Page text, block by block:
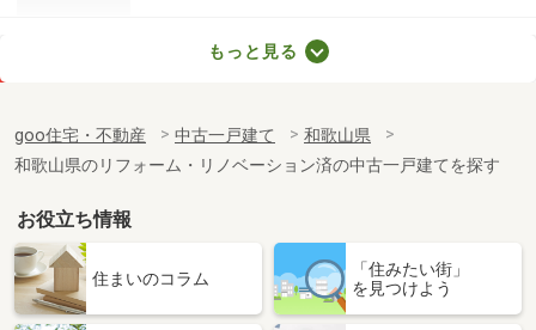
建物面積 143m²
土地面積 293.2m²
和歌山県和歌山市井辺
価 格
3,980万円
和歌山県和歌山市井辺
建物面積 118.82m²
もっと見る
goo住宅・不動産 中古一戸建て
和歌山県
和歌山県のリフォーム・リノベーション済の中古一戸建てを探す
お役立ち情報
住まいのコラム
「住みたい街」
を見つけよう